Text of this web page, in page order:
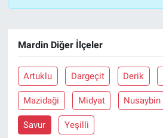
Mardin Diğer İlçeler
Artuklu Dargeçit Derik
Mazidaği Midyat Nusaybin
Savur Yeşilli